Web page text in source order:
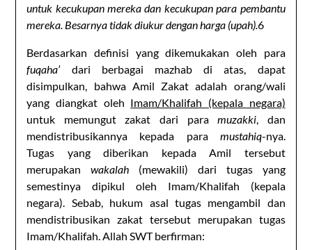
untuk kecukupan mereka dan kecukupan para pembantu
mereka. Besarnya tidak diukur dengan harga (upah).6
Berdasarkan definisi yang dikemukakan oleh para
fuqaha’dari berbagai mazhab di atas, dapat
disimpulkan, bahwa Amil Zakat adalah orang/wali
yang diangkat oleh Imam/Khalifah (kepala negara)
untuk memungut zakat dari paramuzakki, dan
mendistribusikannya kepada para mustahiq-nya.
Tugas yang diberikan kepada Amil tersebut
merupakanwakalah (mewakili) dari tugas yang
semestinya dipikul oleh Imam/Khalifah (kepala
negara). Sebab, hukum asal tugas mengambil dan
mendistribusikan zakat tersebut merupakan tugas
Imam/Khalifah. Allah SWT berfirman: